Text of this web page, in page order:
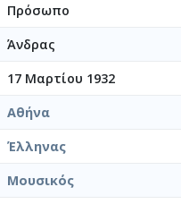
Πρόσωπο
Άνδρας
17 Μαρτίου 1932
Αθήνα
Έλληνας
Μουσικός